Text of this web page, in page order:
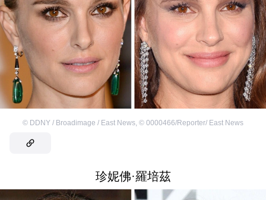
© DDNY / Broadimage / East News © 0000466/Reporter/ East News
珍妮佛·羅培茲